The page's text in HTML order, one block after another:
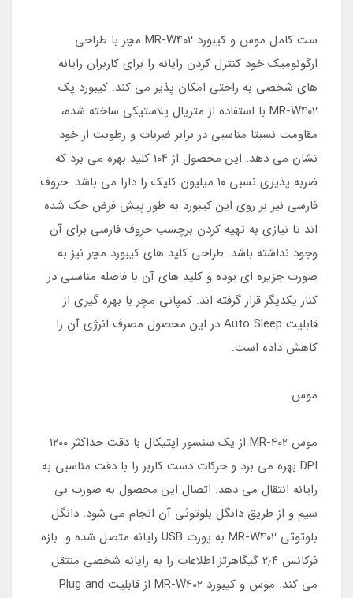
ست کامل موس و کیبورد MR-W402 مچر با طراحی
ارگونومیک خود کنترل کردن رایانه را برای کاربران رایانه
های شخصی به راحتی امکان پذیر می کند. کیبورد پک
MR-W402 با استفاده از متریال پلاستیکی ساخته شده،
مقاومت نسبتا مناسبی در برابر ضربات و رطوبت از خود
نشان می دهد. این محصول از ۱۰۴ کلید بهره می برد که
ضربه پذیری نسبی ۱۰ میلیون کلیک را دارا می باشد. حروف
فارسی نیز بر روی این کیبورد به طور پیش فرض حک شده
اند تا نیازی به تهیه کردن برچسب حروف فارسی برای آن
وجود نداشته باشد. طراحی کلید های کیبورد مچر نیز به
صورت جزیره ای بوده و کلید های آن با فاصله مناسبی در
کنار یکدیگر قرار گرفته اند. کمپانی مچر با بهره گیری از
قابلیت Auto Sleep در این محصول مصرف انرژی آن را
کاهش داده است.
موس
موس MR-402 از یک سنسور اپتیکال با دقت حداکثر ۱۲۰۰
DPI بهره می برد و حرکات دست کاربر را با دقت مناسبی به
رایانه انتقال می دهد. اتصال این محصول به صورت بی
سیم و از طریق دانگل بلوتوثی آن انجام می شود. دانگل
بلوتوثی MR-W402 به پورت USB رایانه متصل شده و بازه
فرکانس ۲٫۴ گیگاهرتز اطلاعات را به رایانه شخصی منتقل
می کند. موس و کیبورد MR-W402 از قابلیت Plug and